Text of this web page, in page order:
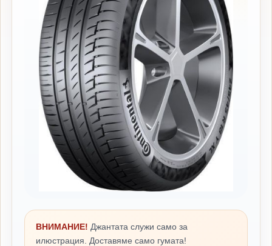
ВНИМАНИЕ! Джантата служи само за
илюстрация. Доставяме само гумата!